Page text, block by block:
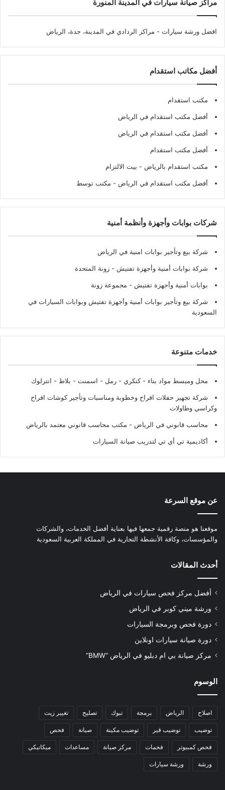
مراكز صيانة سيارات في المدينة المنورة
افضل ورشة سيارات - مراكز الردادي في المدينة، جدة، الرياض
أفضل مكاتب استقدام
مكتب استقدام
أفضل مكتب استقدام في الرياض
أفضل مكتب استقدام في الرياض
أفضل مكتب استقدام
مكتب استقدام بالرياض - بيت الالتزام
أفضل مكتب استقدام في الرياض - مكتب توسط
شركات بوابات وأجهزة وأنظمة أمنية
شركة بيع وتأجير بوابات امنية في الرياض
شركة بوابات أمنية وأجهزة تفتيش - زونة المتحدة
بوابات أمنية وأجهزة تفتيش - مجموعة زونة
شركة بيع وتأجير بوابات أمنية وأجهزة تفتيش وبوابات السيارات في
السعودية
خدمات متنوعة
محل ومبسط مواد بناء - كنكري - رمل - اسمنت - بلاط - انترلوك
شركة تجهيز حفلات افراح وخطوبة ومناسبات وتأجير كوشات افراح
وكراسي وطاولات
محاسب قانوني في الرياض - مكتب محاسب قانوني معتمد بالرياض
أكاديمية تي أي تي لتدريب صيانة السيارات
عن موقع السرعة
موقعنا هو منصة رقمية جمعها فيها بعناية أفضل الخدمات، والشركات
والمؤسسات، وكافة الأنشطة التجارية في المملكة العربية السعودية
أحدث المقالات
أفضل مركز فحص سيارات في الرياض
ورشة ميني كوبر في الرياض
دورة فحص وبرمجة السيارات
دورة صيانة سيارات اونلاين
مركز صيانة بي ام دبليو في الرياض “BMW”
الوسوم
اصلاح الرياض برمجة تبوك تصليح تغيير زيت
توضيب توضيب قير توضيب مكينة صيانة فحص
فحص كمبيوتر فحمات مركز صيانة مساعدات ميكانيكي
ورشة ورشة سيارات